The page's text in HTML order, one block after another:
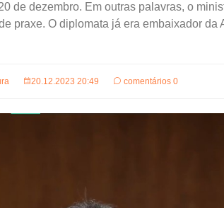
de dezembro. Em outras palavras, o
praxe. O diplomata já era embaixador
20.12.2023 20:49 comentários 0